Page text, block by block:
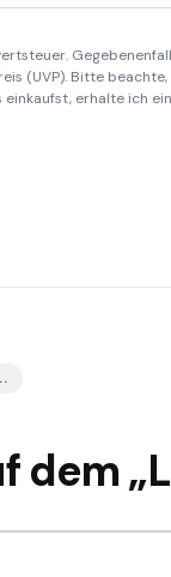
(UVP). Bitte
erhalte ich
dem